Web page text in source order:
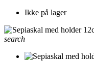
Ikke på lager
search